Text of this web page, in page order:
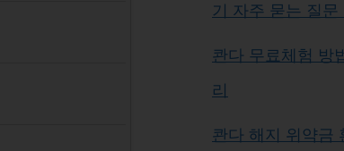
기 자주 묻는 질문
콴다 무료체험 방
리
콴다 해지 위약금